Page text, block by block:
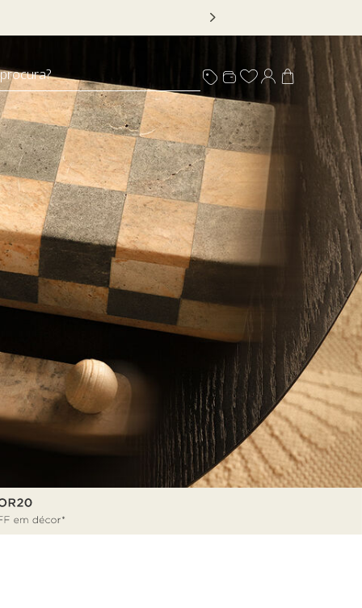
*Válido por tempo limitado, em itens sinalizados com selo